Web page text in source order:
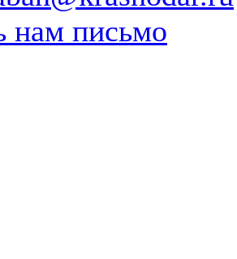
нам письмо